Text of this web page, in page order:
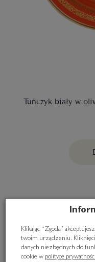
Tuńczyk biały w
Klikając “Zgoda”
twoim urządzeniu.
danych niezbędnych do
cookie w polityce prywatności